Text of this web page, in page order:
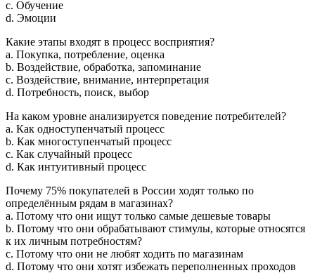
c. Обучение
d. Эмоции
Какие этапы входят в процесс восприятия?
a. Покупка, потребление, оценка
b. Воздействие, обработка, запоминание
c. Воздействие, внимание, интерпретация
d. Потребность, поиск, выбор
На каком уровне анализируется поведение потребителей?
a. Как одноступенчатый процесс
b. Как многоступенчатый процесс
c. Как случайный процесс
d. Как интуитивный процесс
Почему 75% покупателей в России ходят только по
определённым рядам в магазинах?
a. Потому что они ищут только самые дешевые товары
b. Потому что они обрабатывают стимулы, которые относятся
к их личным потребностям?
c. Потому что они не любят ходить по магазинам
d. Потому что они хотят избежать переполненных проходов